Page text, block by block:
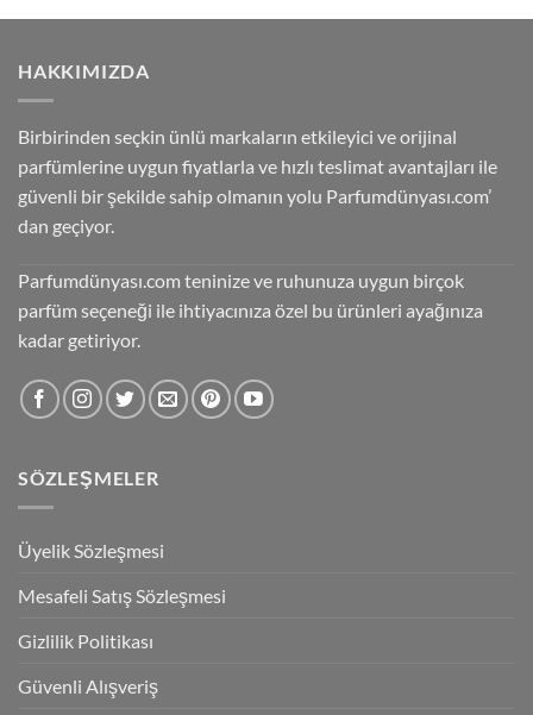
HAKKIMIZDA
Birbirinden seçkin ünlü markaların etkileyici ve orijinal
parfümlerine uygun fiyatlarla ve hızlı teslimat avantajları ile
güvenli bir şekilde sahip olmanın yolu Parfumdünyası.com’
dan geçiyor.
Parfumdünyası.com teninize ve ruhunuza uygun birçok
parfüm seçeneği ile ihtiyacınıza özel bu ürünleri ayağınıza
kadar getiriyor.
SÖZLEŞMELER
Üyelik Sözleşmesi
Mesafeli Satış Sözleşmesi
Gizlilik Politikası
Güvenli Alışveriş